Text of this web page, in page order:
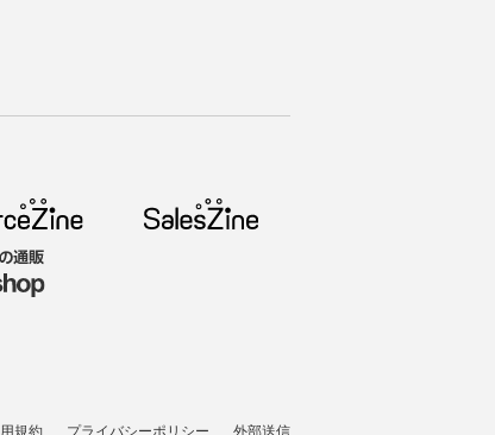
規約 プライバシーポリシー 外部送信